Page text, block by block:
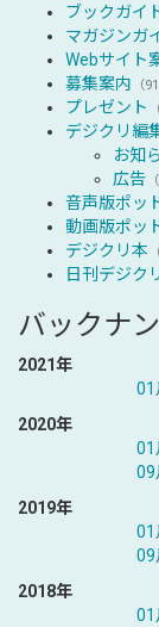
ブックガイ
マガジンガ
Webサイト
募集案内 （
プレゼント
デジクリ編
お知
広告
音声版ポッ
動画版ポッ
デジクリ本
日刊デジク
バックナ
2021年
01
2020年
01
09
2019年
01
09
2018年
01